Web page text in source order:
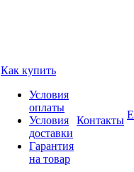
Как купить
Условия
оплаты
Условия
доставки
Гарантия
на товар
Контакты